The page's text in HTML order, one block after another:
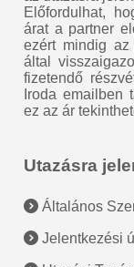
Előfordulhat,
árat a partner
ezért mindig az
által
fizetendő
Iroda emailben
ez az ár
Utazásra
Általános
Jelentkezési